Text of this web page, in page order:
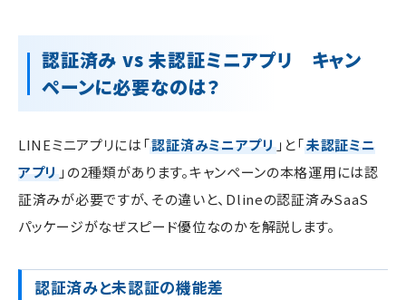
認証済み vs 未認証ミニアプリ キャン
ペーンに必要なのは？
LINEミニアプリには「認証済みミニアプリ」と「未認証ミニ
アプリ 」の2種類があります。キャンペーンの本格運用には認
証済みが必要ですが、その違いと、Dlineの認証済みSaaS
パッケージがなぜスピード優位なのかを解説します。
認証済みと未認証の機能差